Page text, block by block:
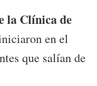
la Clínica de
en el
que salían de